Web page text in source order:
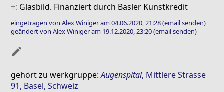
+: Glasbild. Finanziert durch Basler Kunstkredit
eingetragen von Alex Winiger am 04.06.2020, 21:28(email senden)
geändert von Alex Winiger am 19.12.2020, 23:20(email senden)
mode_edit
gehört zu werkgruppe:Augenspital, Mittlere Strasse
91, Basel, Schweiz